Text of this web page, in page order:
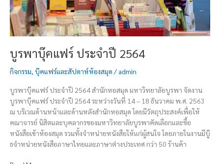
บูรพาบุ๊คแฟร์ ประจำปี 2564
กิจกรรม, บุ๊คแฟร์และสัปดาห์ห้องสมุด / admin
บูรพาบุ๊คแฟร์ ประจำปี 2564 สำนักหอสมุด มหาวิทยาลัยบูรพา จัดงาน
บูรพาบุ๊คแฟร์ ประจำปี 2564 ระหว่างวันที่ 14 – 18 ธันวาคม พ.ศ. 2563
ณ บริเวณด้านหน้าและด้านหลังสำนักหอสมุด โดยมีวัตถุประสงค์เพื่อให้
คณาจารย์ นิสิตและบุคลากรของมหาวิทยาลัยบูรพาคัดเลือกและซื้อ
หนังสือเข้าห้องสมุด รวมทั้งจำหน่ายหนังสือให้แก่ผู้สนใจ โดยภายในงานมีบู๊
ธจำหน่ายหนังสือภาษาไทยและภาษาต่างประเทศ กว่า 50 ร้านค้า